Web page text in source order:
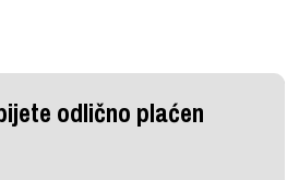
odlično plaćen